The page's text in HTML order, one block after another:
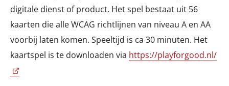
digitale dienst of product. Het spel bestaat uit 56
kaarten die alle WCAG richtlijnen van niveau A en AA
voorbij laten komen. Speeltijd is ca 30 minuten. Het
kaartspel is te downloaden via https://playforgood.nl/